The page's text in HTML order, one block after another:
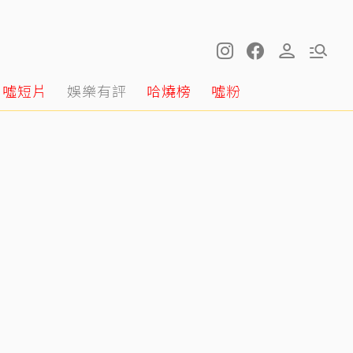
噓短片 娛樂有評 哈燒榜 噓粉